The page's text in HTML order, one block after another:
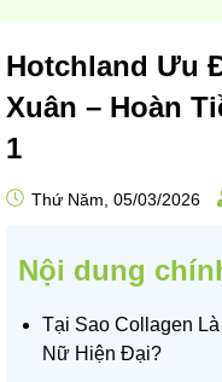
Hotchland Ưu
Xuân – Hoàn
1
Thứ Năm, 05/03/2026
Nội dung
Tại Sao Collagen
Nữ Hiện Đại?